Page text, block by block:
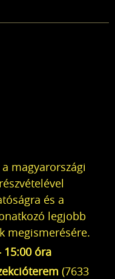
magyarországi
és a
legjobb
megismerésére.
15:00 óra
(7633